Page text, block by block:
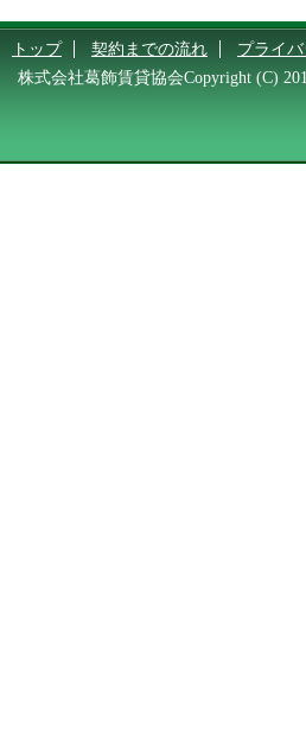
トップ 契約までの流れ プライ
株式会社葛飾賃貸協会Copyright (C)